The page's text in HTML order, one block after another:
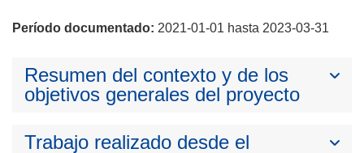
Período documentado: 2021-01-01 hasta 2023-03-31
Resumen del contexto y de los
objetivos generales del proyecto
Trabajo realizado desde el